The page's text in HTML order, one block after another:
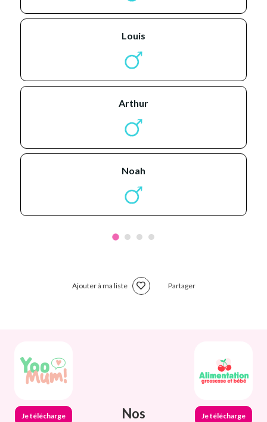
louis
arthur
noah
Ajouter à ma liste Partager
Je télécharge
Nos
Je télécharge